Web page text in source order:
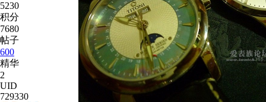
5230
积分
7680
帖子
600
精华
2
UID
729330